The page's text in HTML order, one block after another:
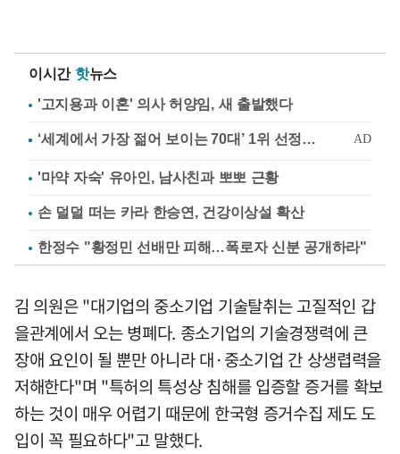
이시간 핫뉴스
'고지용과 이혼' 의사 허양임, 새 출발했다
'마약 자숙' 유아인, 남사친과 뽀뽀 근황
손 덜덜 떠는 카라 한승연, 건강이상설 확산
한정수 "황정민 선배만 피해…폭로자 신분 공개하라"
김 의원은 "대기업의 중소기업 기술탈취는 고질적인 갑
을관계에서 오는 병폐다. 종소기업의 기술경쟁력에 큰
장애 요인이 될 뿐만 아니라 대·중소기업 간 상생렵력을
저해한다"며 "특허의 특성상 침해를 입증할 증거를 확보
하는 것이 매우 어렵기 때문에 한국형 증거수집 제도 도
입이 꼭 필요하다"고 말했다.